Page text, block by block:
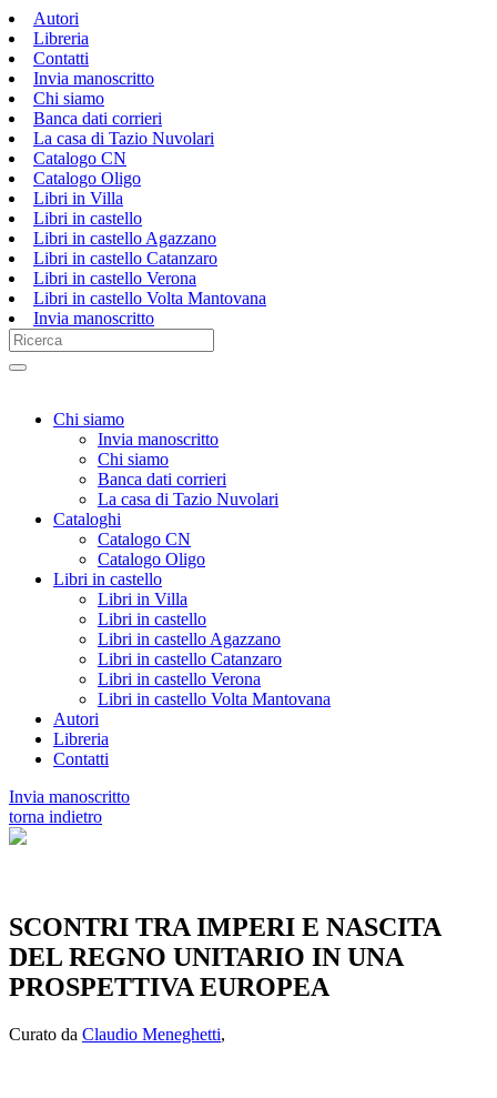
Autori
Libreria
Contatti
Invia manoscritto
Chi siamo
Banca dati corrieri
La casa di Tazio Nuvolari
Catalogo CN
Catalogo Oligo
Libri in Villa
Libri in castello
Libri in castello Agazzano
Libri in castello Catanzaro
Libri in castello Verona
Libri in castello Volta Mantovana
Invia manoscritto
Chi siamo
Invia manoscritto
Chi siamo
Banca dati corrieri
La casa di Tazio Nuvolari
Cataloghi
Catalogo CN
Catalogo Oligo
Libri in castello
Libri in Villa
Libri in castello
Libri in castello Agazzano
Libri in castello Catanzaro
Libri in castello Verona
Libri in castello Volta Mantovana
Autori
Libreria
Contatti
Invia manoscritto
torna indietro
SCONTRI TRA IMPERI E NASCITA
DEL REGNO UNITARIO IN UNA
PROSPETTIVA EUROPEA
Curato da Claudio Meneghetti,